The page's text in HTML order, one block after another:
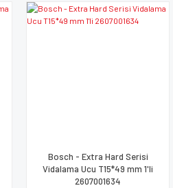
Bosch - Extra Hard Serisi
Vidalama Ucu T15*49 mm 1'li
2607001634